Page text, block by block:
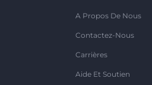
A Propos De Nous
Contactez-Nous
Carrières
Aide Et Soutien